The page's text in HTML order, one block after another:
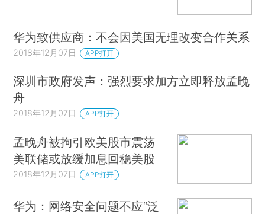
华为致供应商：不会因美国无理改变合作关系
2018年12月07日 APP打开
深圳市政府发声：强烈要求加方立即释放孟晚
舟
2018年12月07日 APP打开
孟晚舟被拘引欧美股市震荡
美联储或放缓加息回稳美股
2018年12月07日 APP打开
华为：网络安全问题不应“泛